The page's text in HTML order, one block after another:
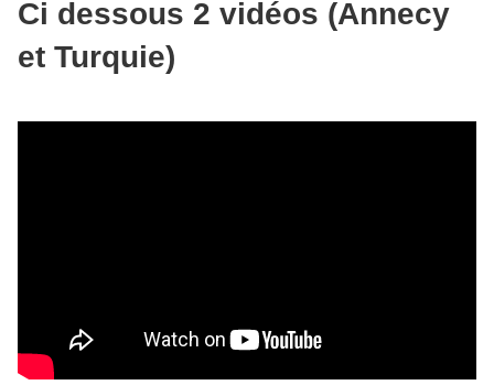
Ci dessous 2 vidéos (Annecy
et Turquie)